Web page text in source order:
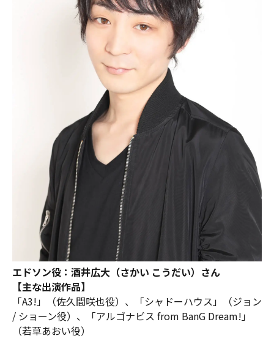
エドソン役：酒井広大（さかい こうだい）さん
【主な出演作品】
「A3!」（佐久間咲也役）、「シャドーハウス」（ジョン
/ ショーン役）、「アルゴナビス from BanG Dream!」
（若草あおい役）